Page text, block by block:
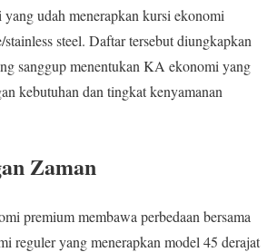
udah menerapkan kursi ekonomi
steel. Daftar tersebut diungkapkan
sanggup menentukan KA ekonomi yang
kebutuhan dan tingkat kenyamanan
Zaman
premium membawa perbedaan bersama
reguler yang menerapkan model 45 derajat